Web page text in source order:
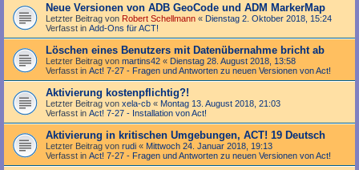
Neue Versionen von ADB GeoCode und ADM MarkerMap
Letzter Beitrag von Robert Schellmann « Dienstag 2. Oktober 2018, 15:24
Verfasst in Add-Ons für ACT!
Löschen eines Benutzers mit Datenübernahme bricht ab
Letzter Beitrag von martins42 « Dienstag 28. August 2018, 13:58
Verfasst in Act! 7-27 - Fragen und Antworten zu neuen Versionen von Act!
Aktivierung kostenpflichtig?!
Letzter Beitrag von xela-cb « Montag 13. August 2018, 21:03
Verfasst in Act! 7-27 - Installation von Act!
Aktivierung in kritischen Umgebungen, ACT! 19 Deutsch
Letzter Beitrag von rudi « Mittwoch 24. Januar 2018, 19:13
Verfasst in Act! 7-27 - Fragen und Antworten zu neuen Versionen von Act!